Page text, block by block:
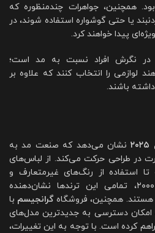
۲۰۲۵ خواهند بود. همچنین، جواهرات چندمنظوره که
یا حتی گوشواره استفاده شوند، در
پیدا خواهند کرد.
در نگرش افراد نسبت به مد است؛
لوازمی را انتخاب کنند که علاوه بر
باشند.
نشان می‌دهد که صنعت مد به
در طراحی حرکت می‌کند. از لباس‌های
استفاده از رنگ‌های غیرمتعارف و
بازگشت به سبک‌های دهه ۲۰۰۰، تمامی این ترندها نشان‌دهنده
هستند. همچنین، فروشگاهگرانجیسم با
امکان دسترسی به جدیدترین مدل‌های
کرده است. با توجه به این تغییرات،